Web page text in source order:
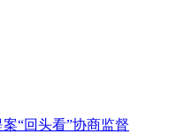
“回头看”协商监督